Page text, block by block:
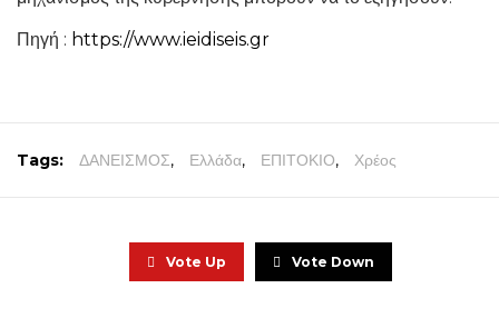
Πηγή : https://www.ieidiseis.gr
Tags: ΔΑΝΕΙΣΜΟΣ, Ελλάδα, ΕΠΙΤΟΚΙΟ, Χρέος
Vote Up Vote Down